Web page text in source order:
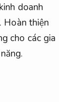
doanh
Hoàn thiện
cho các gia